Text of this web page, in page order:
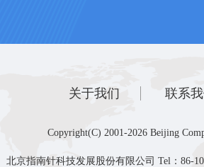
关于我们 联系
Copyright(C) 2001-2026 Beijing
北京指南针科技发展股份有限公司 Tel：86-